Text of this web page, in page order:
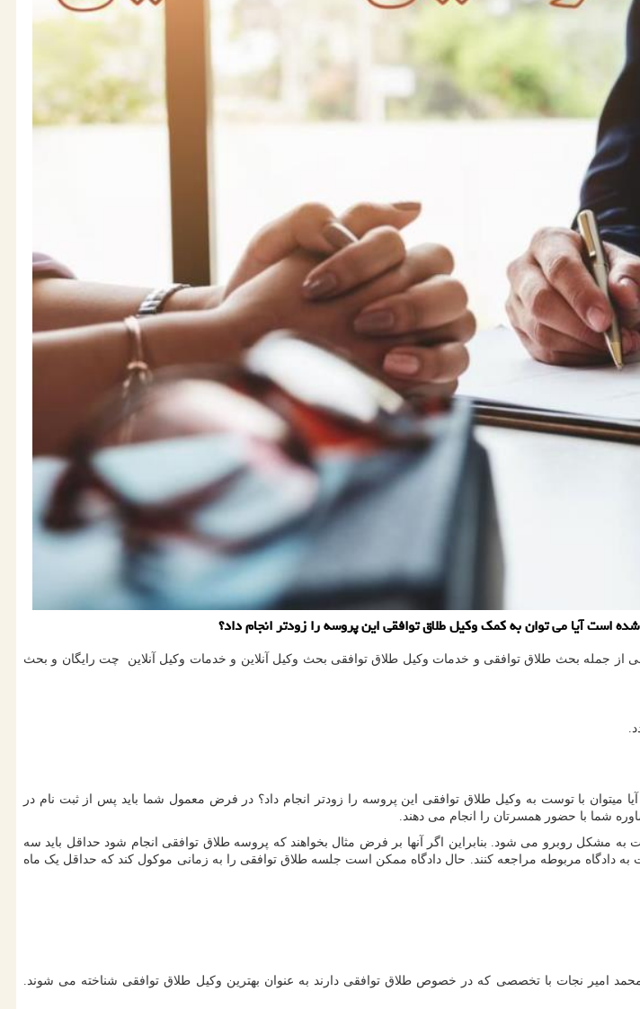
است آیا می توان به كمك وكیل طلاق توافقی این پروسه را زودتر انجام داد؟
جمله بحث طلاق توافقی و خدمات وکیل طلاق توافقی بحث وکیل آنلاین و خدمات وکیل آنلاین چت رایگان و بحث
با توست به وکیل طلاق توافقی این پروسه را زودتر انجام داد؟ در فرض معمول شما باید پس از ثبت نام در
قسمت به مشکل روبرو می شود. بنابراین اگر آنها بر فرض مثال بخواهند که پروسه طلاق توافقی انجام شود حداقل باید سه
دادگاه مربوطه مراجعه کنند. حال دادگاه ممکن است جلسه طلاق توافقی را به زمانی موکول کند که حداقل یک ماه
امیر نجات با تخصصی که در خصوص طلاق توافقی دارند به عنوان بهترین وکیل طلاق توافقی شناخته می شوند.